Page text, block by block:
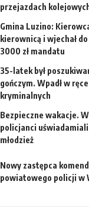
przejazdach
Gmina Luzino:
kierownicą i wjechał
3000 zł mandatu
35-latek był
gończym. Wpadł w
kryminalnych
Bezpieczne wakacje.
policjanci
młodzież
Nowy zastępca
powiatowego policji w